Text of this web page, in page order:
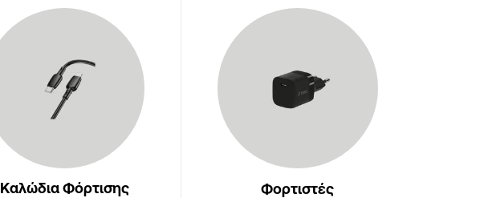
Καλώδια Φόρτισης Φορτιστές